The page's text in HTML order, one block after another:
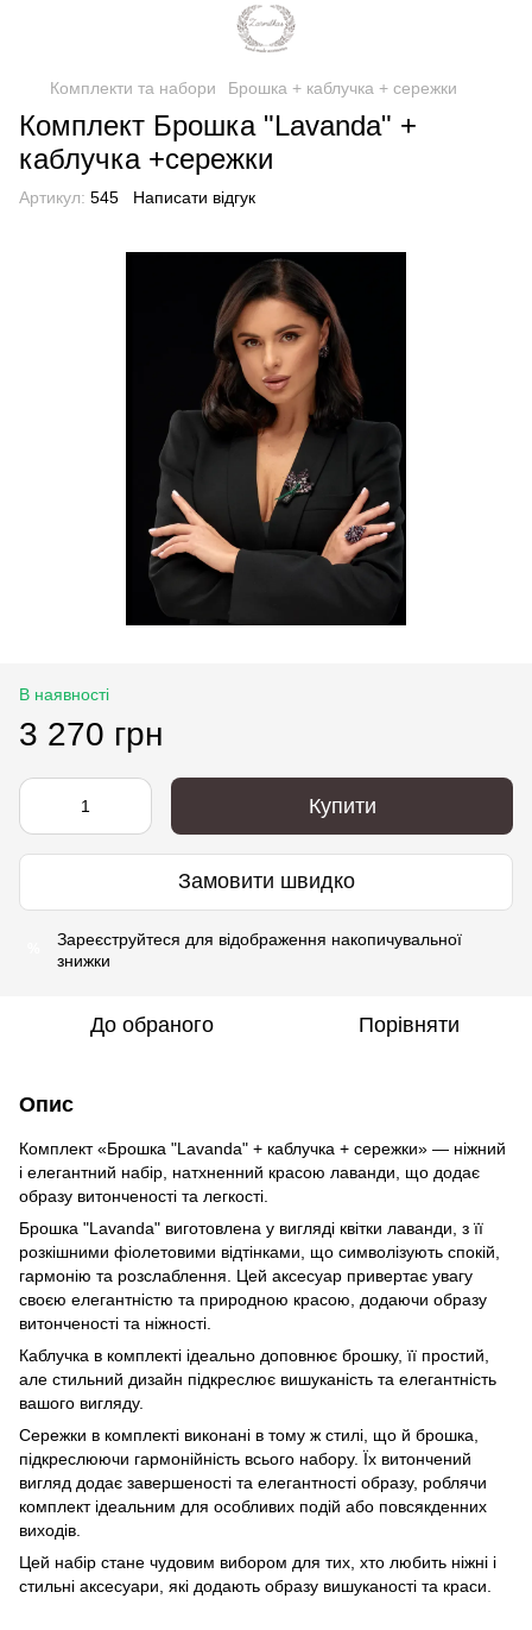
Комплекти та набори Брошка + каблучка + сережки
Комплект Брошка "Lavanda" +
каблучка +сережки
Артикул: 545 Написати відгук
В наявності
3 270 грн
Купити
Замовити швидко
Зареєструйтеся для відображення накопичувальної
знижки
До обраного Порівняти
Опис
Комплект «Брошка "Lavanda" + каблучка + сережки» — ніжний
і елегантний набір, натхненний красою лаванди, що додає
образу витонченості та легкості.
Брошка "Lavanda" виготовлена у вигляді квітки лаванди, з її
розкішними фіолетовими відтінками, що символізують спокій,
гармонію та розслаблення. Цей аксесуар привертає увагу
своєю елегантністю та природною красою, додаючи образу
витонченості та ніжності.
Каблучка в комплекті ідеально доповнює брошку, її простий,
але стильний дизайн підкреслює вишуканість та елегантність
вашого вигляду.
Сережки в комплекті виконані в тому ж стилі, що й брошка,
підкреслюючи гармонійність всього набору. Їх витончений
вигляд додає завершеності та елегантності образу, роблячи
комплект ідеальним для особливих подій або повсякденних
виходів.
Цей набір стане чудовим вибором для тих, хто любить ніжні і
стильні аксесуари, які додають образу вишуканості та краси.